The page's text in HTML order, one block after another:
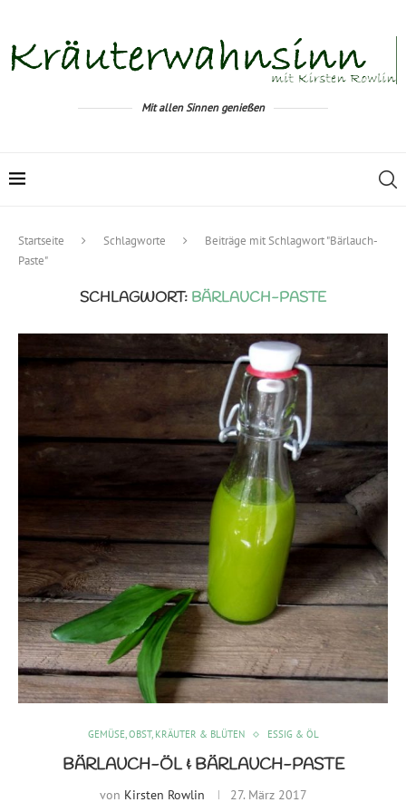
Mit allen Sinnen genießen
Startseite Schlagworte
Beiträge mit Schlagwort "Bärlauch-
Paste"
SCHLAGWORT: BÄRLAUCH-PASTE
GEMÜSE, OBST, KRÄUTER & BLÜTEN ESSIG & ÖL
BÄRLAUCH-ÖL & BÄRLAUCH-PASTE
von Kirsten Rowlin 27. März 2017